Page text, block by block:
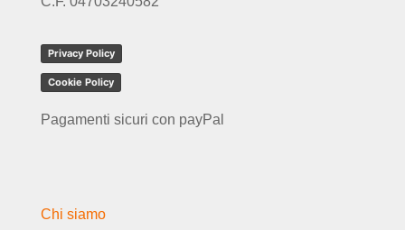
Privacy Policy
Cookie Policy
Pagamenti sicuri con payPal
Chi siamo